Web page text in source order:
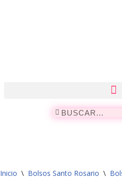
Inicio \ Bolsos Santo Rosario \